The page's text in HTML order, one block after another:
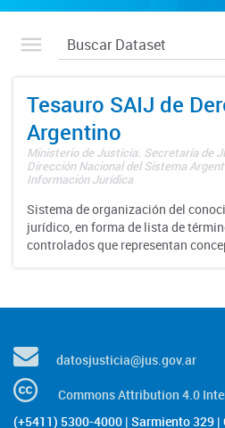
Tesauro SAIJ de
Argentino
Ministerio de Justicia. Secretaría de
Dirección Nacional del Sistema
Información Jurídica
Sistema de organización del
jurídico, en forma de lista de
controlados que representan
datosjusticia@jus.gov.ar
Commons Attribution 4.0
(+5411) 5300-4000 | Sarmiento 329 |